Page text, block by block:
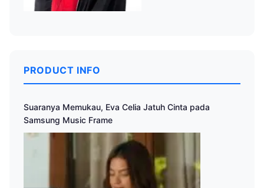
PRODUCT INFO
Suaranya Memukau, Eva Celia Jatuh Cinta pada
Samsung Music Frame